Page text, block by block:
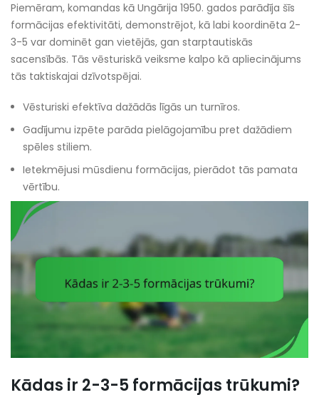
Piemēram, komandas kā Ungārija 1950. gados parādīja šīs
formācijas efektivitāti, demonstrējot, kā labi koordinēta 2-
3-5 var dominēt gan vietējās, gan starptautiskās
sacensībās. Tās vēsturiskā veiksme kalpo kā apliecinājums
tās taktiskajai dzīvotspējai.
Vēsturiski efektīva dažādās līgās un turnīros.
Gadījumu izpēte parāda pielāgojamību pret dažādiem
spēles stiliem.
Ietekmējusi mūsdienu formācijas, pierādot tās pamata
vērtību.
Kādas ir 2-3-5 formācijas trūkumi?